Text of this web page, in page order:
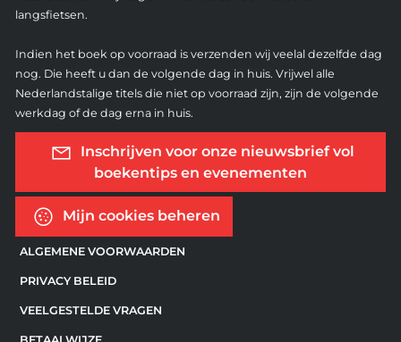
langsfietsen.
Indien het boek op voorraad is verzenden wij veelal dezelfde dag
nog. Die heeft u dan de volgende dag in huis. Vrijwel alle
Nederlandstalige titels die niet op voorraad zijn, zijn de volgende
werkdag of de dag erna in huis.
Inschrijven voor onze nieuwsbrief vol
boekentips en evenementen
Mijn cookies beheren
ALGEMENE VOORWAARDEN
PRIVACY BELEID
VEELGESTELDE VRAGEN